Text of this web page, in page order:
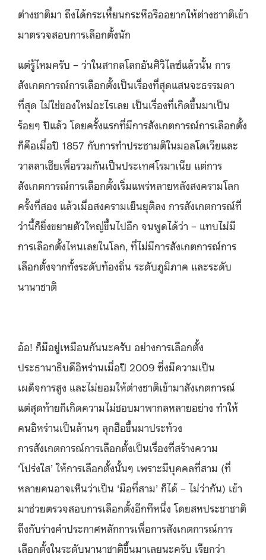
ต่างชาติมา ถึงได้กระเหี้ยนกระหือรืออยากให้ต่างชาาติเข้า
มาตรวจสอบการเลือกตั้งนัก
แต่รู้ไหมครับ – ว่าในสากลโลกอันศิวิไลซ์แล้วนั้น การ
สังเกตการณ์การเลือกตั้งเป็นเรื่องที่สุดแสนจะธรรมดา
ที่สุด ไม่ใช่ของใหม่อะไรเลย เป็นเรื่องที่เกิดขึ้นมาเป็น
ร้อยๆ ปีแล้ว โดยครั้งแรกที่มีการสังเกตการณ์การเลือกตั้ง
ก็คือเมื่อปี 1857 กับการทำประชามติในมอลโดเวียและ
วาลลาเชียเพื่อรวมกันเป็นประเทศโรมาเนีย แต่การ
สังเกตการณ์การเลือกตั้งเริ่มแพร่หลายหลังสงครามโลก
ครั้งที่สอง แล้วเมื่อสงครามเย็นยุติลง การสังเกตการณ์ที่
ว่านี้ก็ยิ่งขยายตัวใหญ่ขึ้นไปอีก จนพูดได้ว่า – แทบไม่มี
การเลือกตั้งไหนเลยในโลก, ที่ไม่มีการสังเกตการณ์การ
เลือกตั้งจากทั้งระดับท้องถิ่น ระดับภูมิภาค และระดับ
นานาชาติ
อ้อ! ก็มีอยู่เหมือนกันนะครับ อย่างการเลือกตั้ง
ประธานาธิบดีอิหร่านเมื่อปี 2009 ซึ่งมีความเป็น
เผด็จการสูง และไม่ยอมให้ต่างชาติเข้ามาสังเกตการณ์
แต่สุดท้ายก็เกิดความไม่ชอบมาพากลหลายอย่าง ทำให้
คนอิหร่านเป็นล้านๆ ลุกฮือขึ้นมาประท้วง
การสังเกตการณ์การเลือกตั้งเป็นเรื่องที่สร้างความ
‘โปร่งใส’ ให้การเลือกตั้งนั้นๆ เพราะมีบุคคลที่สาม (ที่
หลายคนอาจเห็นว่าเป็น ‘มือที่สาม’ ก็ได้ – ไม่ว่ากัน) เข้า
มาช่วยตรวจสอบการเลือกตั้งอีกทีหนึ่ง โดยสหประชาชาติ
ถึงกับร่างคำประกาศหลักการเพื่อการสังเกตการณ์การ
เลือกตั้งในระดับนานาชาติขึ้นมาเลยนะครับ เรียกว่า